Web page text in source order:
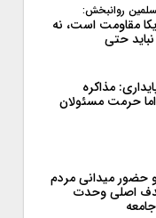
روانبخش:
مقاومت است، نه
حتی
مذاکره
اما حرمت مسئولان
حضور میدانی مردم
اصلی وحدت